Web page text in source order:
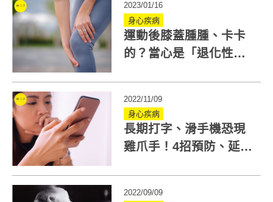
2023/01/16
身心疾病
運動後膝蓋腫腫、卡卡
的？當心是「退化性」
2022/11/09
身心疾病
長期打字、滑手機恐現
雞爪手！4招預防、延緩
2022/09/09